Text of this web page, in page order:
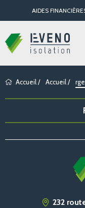
AIDES
Accueil/ Accueil/
232